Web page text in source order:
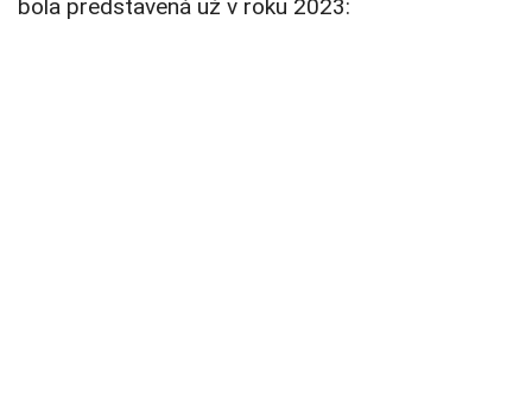
bola predstavená už v roku 2023: